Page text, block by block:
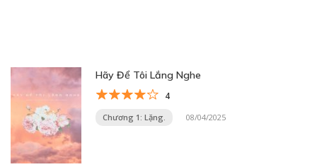
Hãy Để Tôi Lắng Nghe
4
Chương 1: Lặng. 08/04/2025